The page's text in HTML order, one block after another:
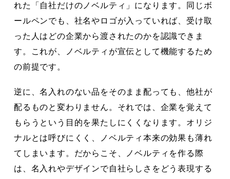
れた「自社だけのノベルティ」になります。同じボ
ールペンでも、社名やロゴが入っていれば、受け取
った人はどの企業から渡されたのかを認識できま
す。これが、ノベルティが宣伝として機能するため
の前提です。
逆に、名入れのない品をそのまま配っても、他社が
配るものと変わりません。それでは、企業を覚えて
もらうという目的を果たしにくくなります。オリジ
ナルとは呼びにくく、ノベルティ本来の効果も薄れ
てしまいます。だからこそ、ノベルティを作る際
は、名入れやデザインで自社らしさをどう表現する